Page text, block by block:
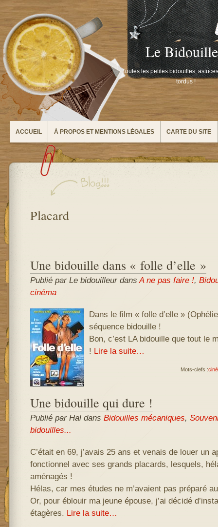
Le
Toutes les petites bidouilles,
tordus !
ACCUEIL À PROPOS ET MENTIONS LÉGALES CARTE DU SITE
Placard
Une bidouille dans « folle d’elle »
Publié par Le bidouilleur dansA ne pas faire !,
cinéma
Dans le film « folle d’elle »
séquence bidouille !
Bon, c’est LA bidouille que tout le
! Lire la suite…
Mots-clefs :
Une bidouille qui dure !
Publié par Hal dans Bidouilles mécaniques,
bidouilles...
C’était en 69, j’avais 25 ans et venais de louer un
fonctionnel avec ses grands placards, lesquels,
aménagés !
Hélas, car mes études ne m’avaient pas préparé
Or, pour éblouir ma jeune épouse, j’ai décidé
étagères. Lire la suite…